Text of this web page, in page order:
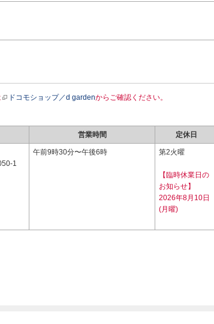
ドコモショップ／d gardenからご確認ください。
営業時間 定休日
1
午前9時30分〜午後6時 第2火曜
【臨時休業日の
お知らせ】
2026年8月10日
(月曜)